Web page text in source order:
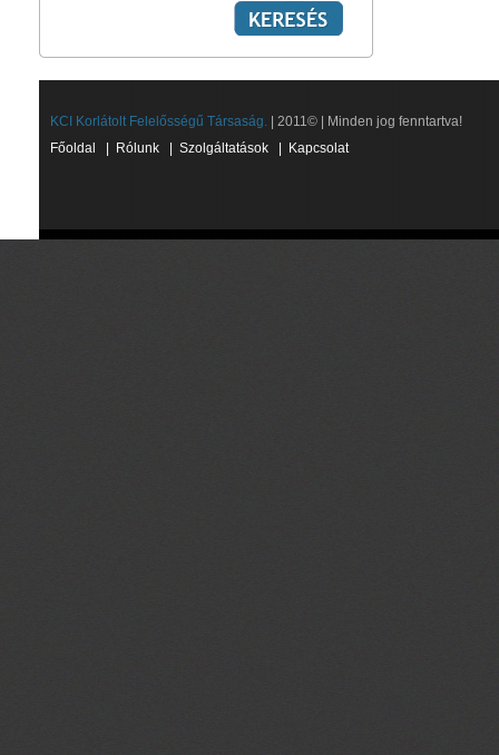
KCI Korlátolt Felelősségű Társaság. | 2011© | Minden jog fenntartva!
Főoldal
Rólunk Szolgáltatások Kapcsolat